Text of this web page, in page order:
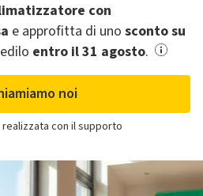
con
e approfitta di uno sconto su
entro il 31 agosto.
noi
con il supporto